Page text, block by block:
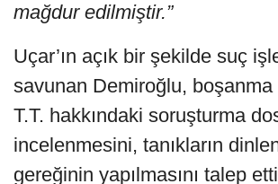
mağdur edilmiştir.”
Uçar’ın açık bir şekilde suç
savunan Demiroğlu, boşanma
T.T. hakkındaki soruşturma
incelenmesini, tanıkların
gereğinin yapılmasını talep